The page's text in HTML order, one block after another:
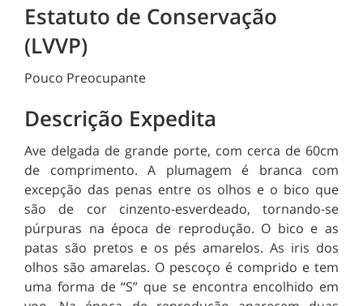
Estatuto de Conservação
(LVVP)
Pouco Preocupante
Descrição Expedita
Ave delgada de grande porte, com cerca de 60cm
de comprimento. A plumagem é branca com
excepção das penas entre os olhos e o bico que
são de cor cinzento-esverdeado, tornando-se
púrpuras na época de reprodução. O bico e as
patas são pretos e os pés amarelos. As iris dos
olhos são amarelas. O pescoço é comprido e tem
uma forma de “S” que se encontra encolhido em